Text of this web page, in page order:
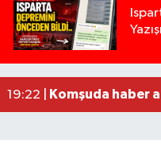
13:00 |Yığılca'da
12:48 |Tur teknesi
02:26 |MOTOSİKLETLE
19:22 |
Komşuda haber